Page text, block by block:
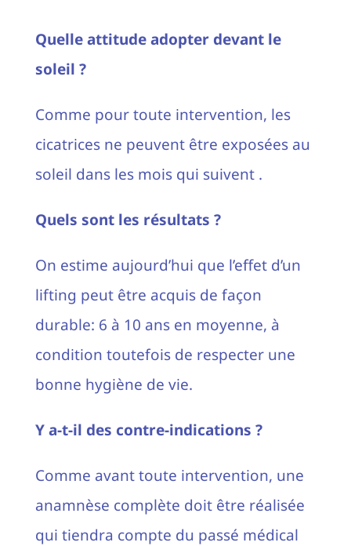
Quelle attitude adopter devant le
soleil ?
Comme pour toute intervention, les
cicatrices ne peuvent être exposées au
soleil dans les mois qui suivent .
Quels sont les résultats ?
On estime aujourd’hui que l’effet d’un
lifting peut être acquis de façon
durable: 6 à 10 ans en moyenne, à
condition toutefois de respecter une
bonne hygiène de vie.
Y a-t-il des contre-indications ?
Comme avant toute intervention, une
anamnèse complète doit être réalisée
qui tiendra compte du passé médical